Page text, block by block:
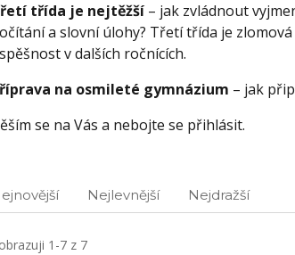
třída je nejtěžší– jak zvládnout
a slovní úlohy? Třetí třída je
v dalších ročnících.
na osmileté gymnázium – jak
se na Vás a nebojte se přihlásit.
Nejlevnější Nejdražší
1-7 z 7